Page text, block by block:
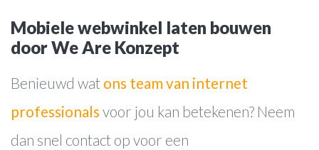
Mobiele webwinkel laten bouwen
door We Are Konzept
Benieuwd wat ons team van internet
professionals voor jou kan betekenen? Neem
dan snel contact op voor een